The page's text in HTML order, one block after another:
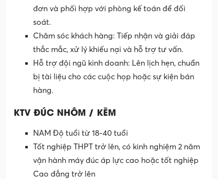
đơn và phối hợp với phòng kế toán để đối
soát.
Chăm sóc khách hàng: Tiếp nhận và giải đáp
thắc mắc, xử lý khiếu nại và hỗ trợ tư vấn.
Hỗ trợ đội ngũ kinh doanh: Lên lịch hẹn, chuẩn
bị tài liệu cho các cuộc họp hoặc sự kiện bán
hàng.
KTV ĐÚC NHÔM / KẼM
NAM Độ tuổi từ 18-40 tuổi
Tốt nghiệp THPT trở lên, có kinh nghiệm 2 năm
vận hành máy đúc áp lực cao hoặc tốt nghiệp
Cao đẳng trở lên